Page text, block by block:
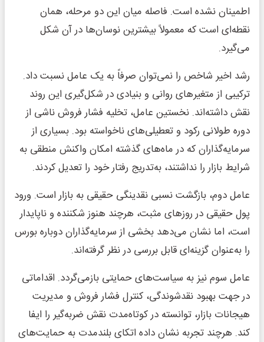
اطمینان نشده است. فاصله میان این دو مرحله، همان
نقطه‌ای است که معمولاً بیشترین نوسان‌ها در آن شکل
می‌گیرد.
رشد اخیر شاخص را نمی‌توان صرفاً به یک عامل نسبت داد.
ترکیبی از متغیرهای روانی و بنیادی در شکل‌گیری این روند
نقش داشته‌اند. نخستین عامل، تخلیه فشار فروش ناشی از
دوره طولانی رکود و تعطیلی‌های ناخواسته بود. بسیاری از
سرمایه‌گذاران که در ماه‌های گذشته امکان واکنش منطقی به
شرایط بازار را نداشتند، به‌تدریج رفتار خود را تعدیل کردند.
عامل دوم، بازگشت نسبی نقدینگی حقیقی به بازار است. ورود
پول حقیقی در روزهای مثبت، هرچند هنوز شکننده و ناپایدار
است، اما نشان می‌دهد بخشی از سرمایه‌گذاران دوباره بورس
را به‌عنوان گزینه‌ای قابل بررسی در نظر گرفته‌اند.
عامل سوم نیز به سیاست‌های حمایتی بازمی‌گردد. اقداماتی
در جهت بهبود نقدشوندگی، کنترل فشار فروش و مدیریت
هیجانات بازار، توانسته در کوتاه‌مدت نقش ضربه‌گیر را ایفا
کند. هرچند تجربه نشان داده اتکای بلندمدت به حمایت‌های